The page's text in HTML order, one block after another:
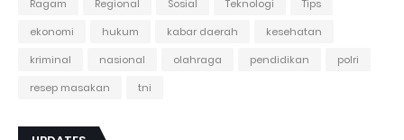
Ragam
Regional Sosial Teknologi
Tips
ekonomi
hukum kabar daerah
kesehatan
kriminal
nasional olahraga pendidikan
polri
resep masakan
tni